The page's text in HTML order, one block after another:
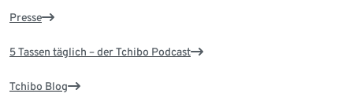
Presse
5 Tassen täglich – der Tchibo Podcast
Tchibo Blog